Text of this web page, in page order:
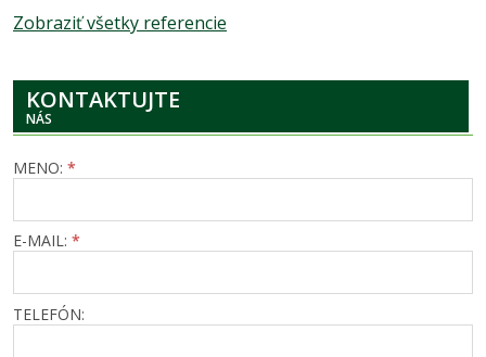
Zobraziť všetky referencie
KONTAKTUJTE
NÁS
MENO: *
E-MAIL: *
TELEFÓN: